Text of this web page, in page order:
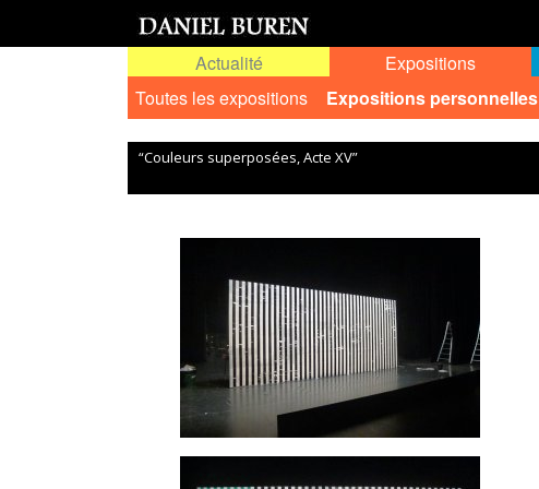
Actualité
Expositions
Toutes les expositions
Expositions personnelles
“Couleurs superposées, Acte XV”